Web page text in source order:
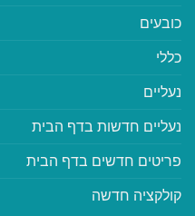
כובעים
כללי
נעליים
נעליים חדשות בדף הבית
פריטים חדשים בדף הבית
קולקציה חדשה